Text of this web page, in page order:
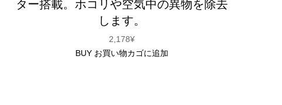
ター搭載。ホコリや空気中の異物を除去
します。
2,178¥
BUY お買い物カゴに追加